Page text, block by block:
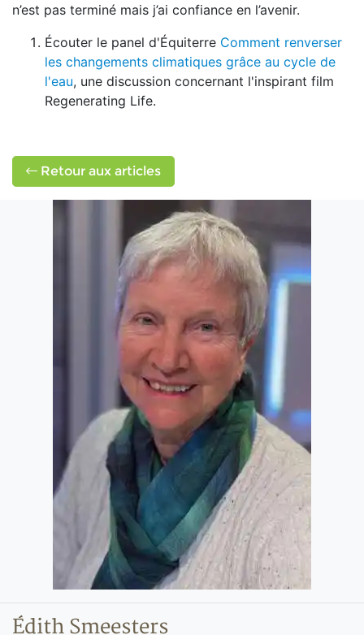
n’est pas terminé mais j’ai confiance en l’avenir.
Écouter le panel d'Équiterre Comment renverser
les changements climatiques grâce au cycle de
l'eau, une discussion concernant l'inspirant film
Regenerating Life.
Retour aux articles
Édith Smeesters